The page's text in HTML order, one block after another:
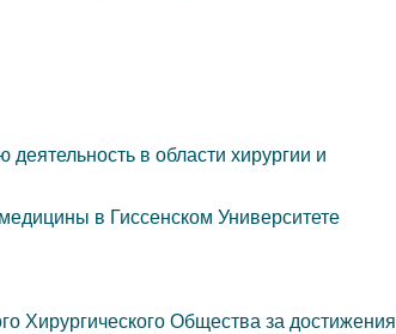
в области хирургии и
в Гиссенском Университете
Хирургического Общества за достижения